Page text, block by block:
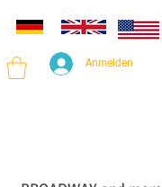
Anmelden